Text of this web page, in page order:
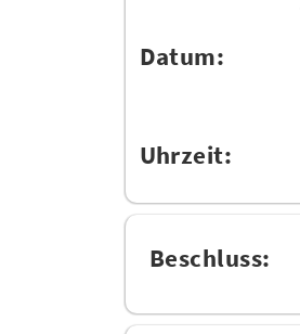
Datum:
Uhrzeit:
Beschluss: